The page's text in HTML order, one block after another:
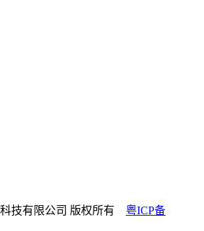
技有限公司 版权所有 粤ICP备